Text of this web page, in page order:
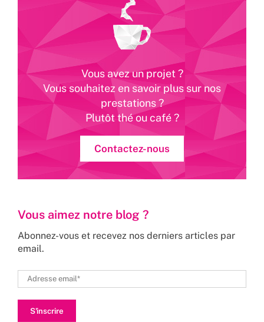
Vous avez un projet ?
Vous souhaitez en savoir plus sur nos
prestations ?
Plutôt thé ou café ?
Contactez-nous
Vous aimez notre blog ?
Abonnez-vous et recevez nos derniers articles par
email.